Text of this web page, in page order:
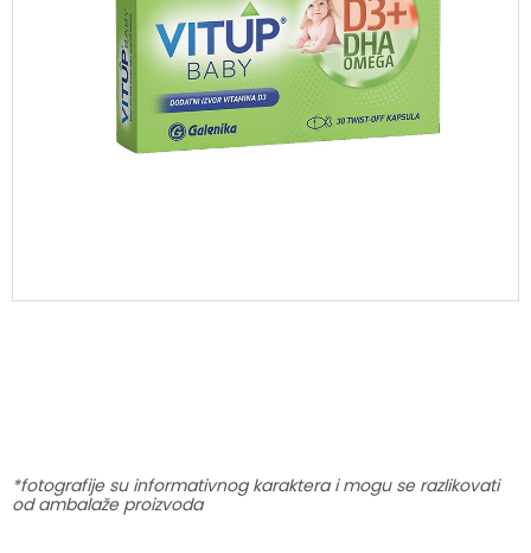
*fotografije su informativnog karaktera i mogu se razlikovati
od ambalaže proizvoda